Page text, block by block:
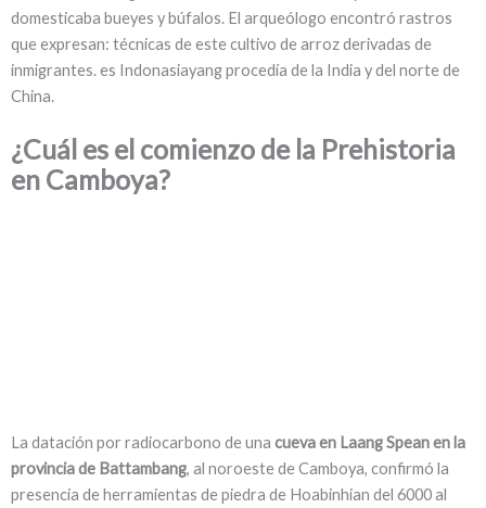
domesticaba bueyes y búfalos. El arqueólogo encontró rastros
que expresan: técnicas de este cultivo de arroz derivadas de
inmigrantes. es Indonasiayang procedía de la India y del norte de
China.
¿Cuál es el comienzo de la Prehistoria
en Camboya?
La datación por radiocarbono de una cueva en Laang Spean en la
provincia de Battambang, al noroeste de Camboya, confirmó la
presencia de herramientas de piedra de Hoabinhian del 6000 al